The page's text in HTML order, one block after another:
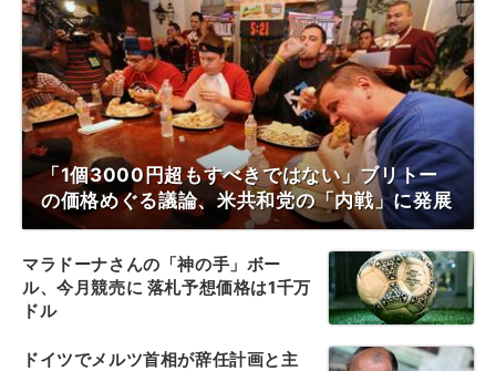
「1個3000円超もすべきではない」ブリトー
の価格めぐる議論、米共和党の「内戦」に発展
マラドーナさんの「神の手」ボー
ル、今月競売に 落札予想価格は1千万
ドル
ドイツでメルツ首相が辞任計画と主